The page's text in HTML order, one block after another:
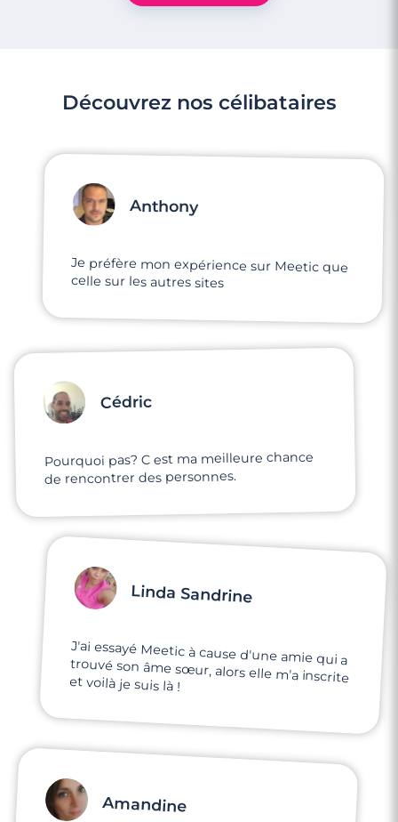
Découvrez nos célibataires
Anthony
Je préfère mon expérience sur Meetic que
celle sur les autres sites
Cédric
Pourquoi pas? C est ma meilleure chance
de rencontrer des personnes.
Linda Sandrine
J'ai essayé Meetic à cause d'une amie qui a
trouvé son âme sœur, alors elle m'a inscrite
et voilà je suis là !
Amandine